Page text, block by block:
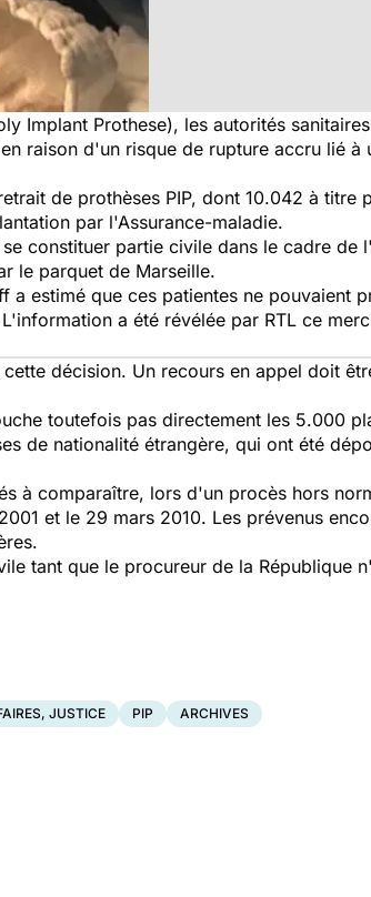
Implant Prothese), les autorités
raison d'un risque de rupture accru lié à
de prothèses PIP, dont 10.042 à titre
par l'Assurance-maladie.
constituer partie civile dans le cadre de
le parquet de Marseille.
estimé que ces patientes ne pouvaient
a été révélée par RTL ce
décision. Un recours en appel doit
toutefois pas directement les 5.000
de nationalité étrangère, qui ont été
à comparaître, lors d'un procès hors
et le 29 mars 2010. Les prévenus
tant que le procureur de la République
JUSTICE PIP ARCHIVES